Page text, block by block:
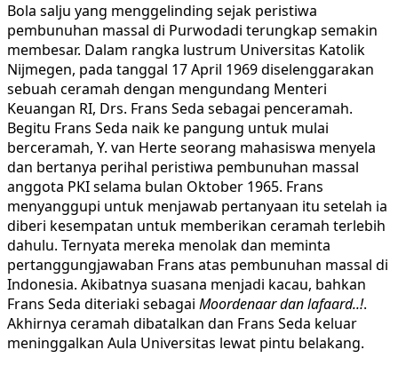
Bola salju yang menggelinding sejak peristiwa
pembunuhan massal di Purwodadi terungkap semakin
membesar. Dalam rangka lustrum Universitas Katolik
Nijmegen, pada tanggal 17 April 1969 diselenggarakan
sebuah ceramah dengan mengundang Menteri
Keuangan RI, Drs. Frans Seda sebagai penceramah.
Begitu Frans Seda naik ke pangung untuk mulai
berceramah, Y. van Herte seorang mahasiswa menyela
dan bertanya perihal peristiwa pembunuhan massal
anggota PKI selama bulan Oktober 1965. Frans
menyanggupi untuk menjawab pertanyaan itu setelah ia
diberi kesempatan untuk memberikan ceramah terlebih
dahulu. Ternyata mereka menolak dan meminta
pertanggungjawaban Frans atas pembunuhan massal di
Indonesia. Akibatnya suasana menjadi kacau, bahkan
Frans Seda diteriaki sebagai Moordenaar dan lafaard..!.
Akhirnya ceramah dibatalkan dan Frans Seda keluar
meninggalkan Aula Universitas lewat pintu belakang.